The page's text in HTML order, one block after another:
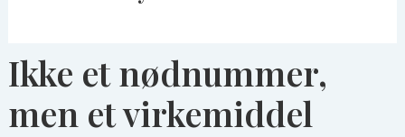
Ikke et nødnummer,
men et virkemiddel